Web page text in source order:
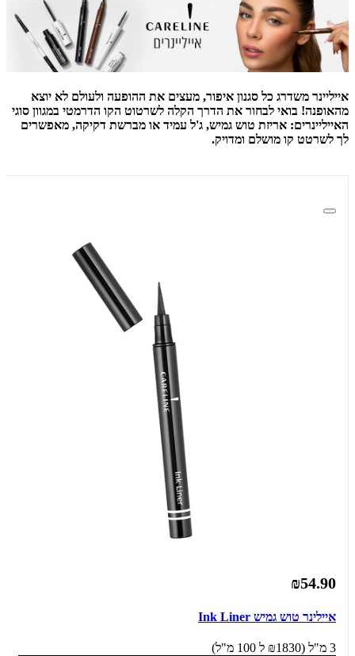
אייליינר משדרג כל סגנון איפור, מעצים את ההופעה ולעולם לא יוצא
מהאופנה! בואי לבחור את הדרך הקלה לשרטוט הקו הדרמטי במגוון סוגי
האייליינרים: אריזת טוש גמיש, ג'ל עמיד או מברשת דקיקה, מאפשרים
לך לשרטט קו מושלם ומדויק.
₪54.90
איילינר טוש גמיש Ink Liner
3 מ"ל (₪1830 ל 100 מ"ל)